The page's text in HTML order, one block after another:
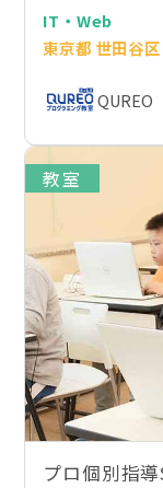
IT・Web
東京都 世田谷区
QUREO
教室
プロ個別指